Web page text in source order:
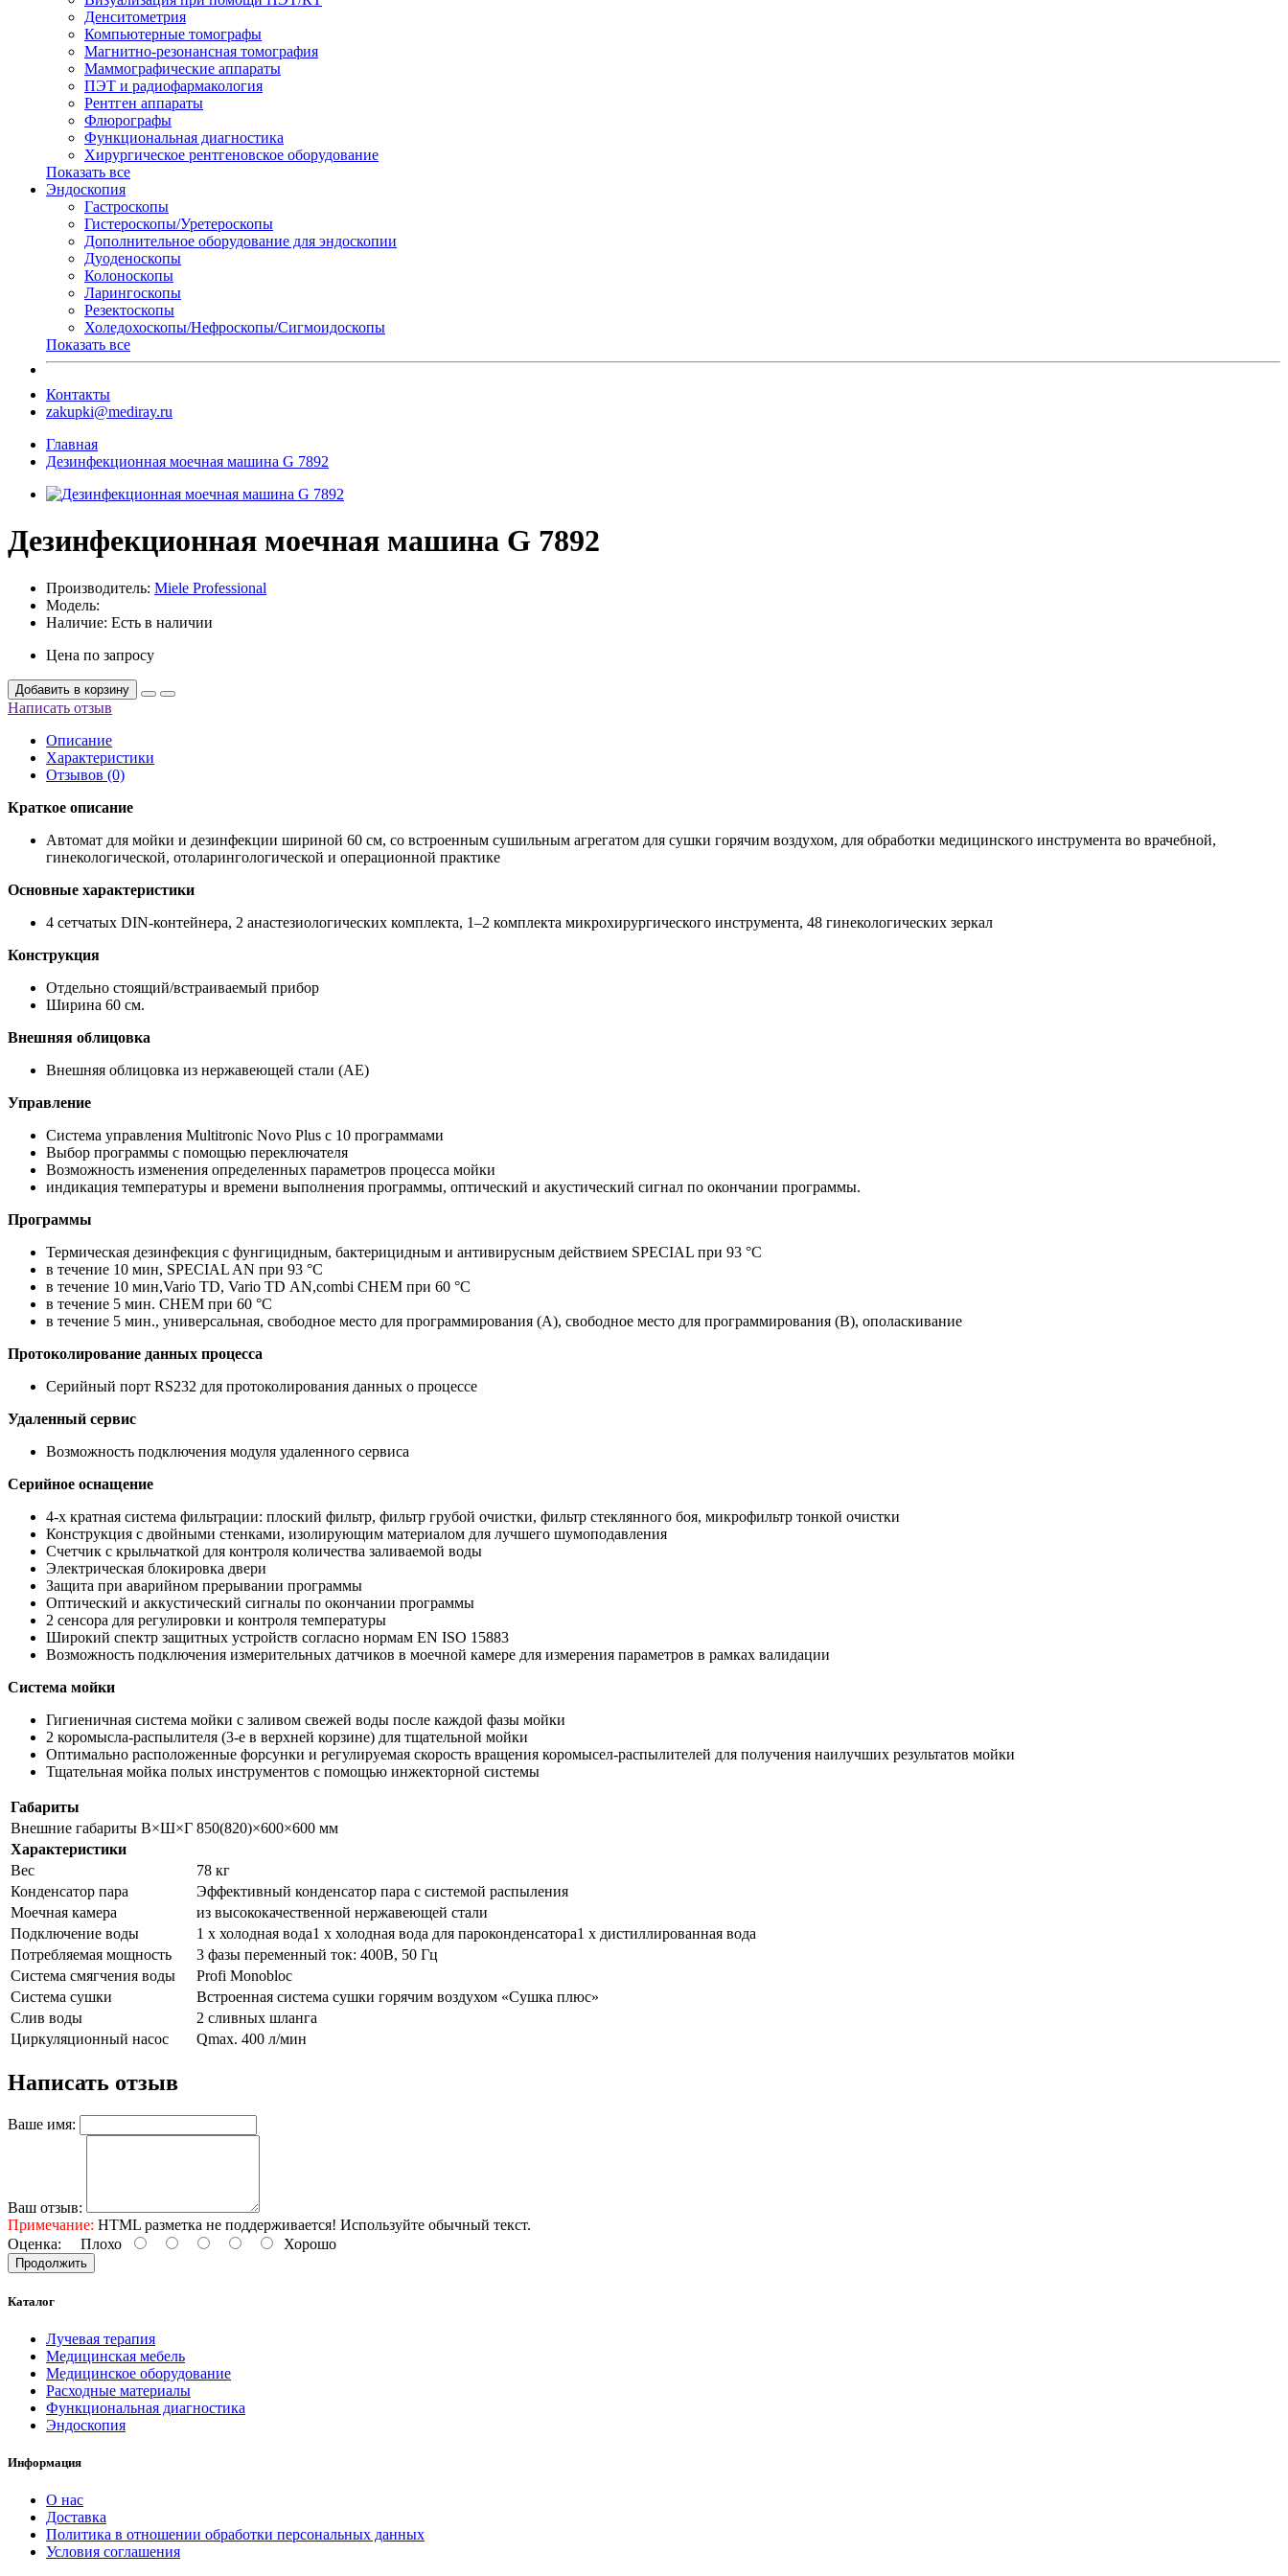
Денситометрия
Компьютерные томографы
Магнитно-резонансная томография
Маммографические аппараты
ПЭТ и радиофармакология
Рентген аппараты
Флюрографы
Функциональная диагностика
Хирургическое рентгеновское оборудование
Показать все
Эндоскопия
Гастроскопы
Гистероскопы/Уретероскопы
Дополнительное оборудование для эндоскопии
Дуоденоскопы
Колоноскопы
Ларингоскопы
Резектоскопы
Холедохоскопы/Нефроскопы/Сигмоидоскопы
Показать все
Контакты
zakupki@mediray.ru
Главная
Дезинфекционная моечная машина G 7892
Дезинфекционная моечная машина G 7892
Производитель: Miele Professional
Модель:
Наличие: Есть в наличии
Цена по запросу
Добавить в корзину
Написать отзыв
Описание
Характеристики
Отзывов (0)
Краткое описание
Автомат для мойки и дезинфекции шириной 60 см, со встроенным сушильным агрегатом для сушки горячим воздухом, для обработки медицинского инструмента во врачебной,
гинекологической, отоларингологической и операционной практике
Основные характеристики
4 сетчатых DIN-контейнера, 2 анастезиологических комплекта, 1–2 комплекта микрохирургического инструмента, 48 гинекологических зеркал
Конструкция
Отдельно стоящий/встраиваемый прибор
Ширина 60 см.
Внешняя облицовка
Внешняя облицовка из нержавеющей стали (AE)
Управление
Система управления Multitronic Novo Plus с 10 программами
Выбор программы с помощью переключателя
Возможность изменения определенных параметров процесса мойки
индикация температуры и времени выполнения программы, оптический и акустический сигнал по окончании программы.
Программы
Термическая дезинфекция с фунгицидным, бактерицидным и антивирусным действием SPECIAL при 93 °C
в течение 10 мин, SPECIAL AN при 93 °C
в течение 10 мин,Vario TD, Vario TD AN,combi CHEM при 60 °C
в течение 5 мин. CHEM при 60 °C
в течение 5 мин., универсальная, cвободное место для программирования (A), cвободное место для программирования (B), ополаскивание
Протоколирование данных процесса
Серийный порт RS232 для протоколирования данных о процессе
Удаленный сервис
Возможность подключения модуля удаленного сервиса
Серийное оснащение
4-х кратная система фильтрации: плоский фильтр, фильтр грубой очистки, фильтр стеклянного боя, микрофильтр тонкой очистки
Конструкция с двойными стенками, изолирующим материалом для лучшего шумоподавления
Счетчик с крыльчаткой для контроля количества заливаемой воды
Электрическая блокировка двери
Защита при аварийном прерывании программы
Оптический и аккустический сигналы по окончании программы
2 сенсора для регулировки и контроля температуры
Широкий спектр защитных устройств согласно нормам EN ISO 15883
Возможность подключения измерительных датчиков в моечной камере для измерения параметров в рамках валидации
Система мойки
Гигиеничная система мойки с заливом свежей воды после каждой фазы мойки
2 коромысла-распылителя (3-е в верхней корзине) для тщательной мойки
Оптимально расположенные форсунки и регулируемая скорость вращения коромысел-распылителей для получения наилучших результатов мойки
Тщательная мойка полых инструментов с помощью инжекторной системы
Габариты
Внешние габариты В×Ш×Г 850(820)×600×600 мм
Характеристики
Вес
78 кг
Конденсатор пара
Эффективный конденсатор пара с системой распыления
Моечная камера
из высококачественной нержавеющей стали
Подключение воды
1 x холодная вода1 x холодная вода для пароконденсатора1 x дистиллированная вода
Потребляемая мощность
3 фазы переменный ток: 400В, 50 Гц
Система смягчения воды
Profi Monobloc
Система сушки
Встроенная система сушки горячим воздухом «Сушка плюс»
Слив воды
2 сливных шланга
Циркуляционный насос
Qmax. 400 л/мин
Написать отзыв
Ваше имя:
Ваш отзыв:
Примечание: HTML разметка не поддерживается! Используйте обычный текст.
Оценка: Плохо Хорошо
Продолжить
Каталог
Лучевая терапия
Медицинская мебель
Медицинское оборудование
Расходные материалы
Функциональная диагностика
Эндоскопия
Информация
О нас
Доставка
Политика в отношении обработки персональных данных
Условия соглашения